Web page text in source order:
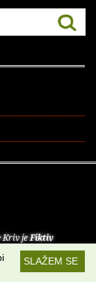
Kriv jeFiktiv
kanaliSLAŽEM SE